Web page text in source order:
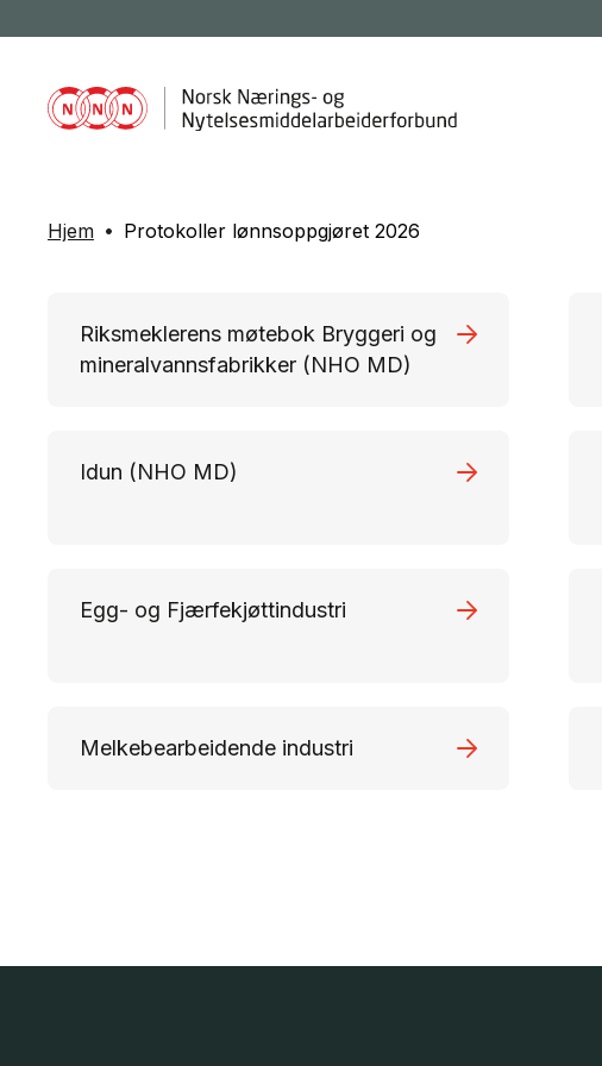
Hjem Protokoller lønnsoppgjøret 2026
Riksmeklerens møtebok Bryggeri og
mineralvannsfabrikker (NHO MD)
Idun (NHO MD)
Egg- og Fjærfekjøttindustri
Melkebearbeidende industri